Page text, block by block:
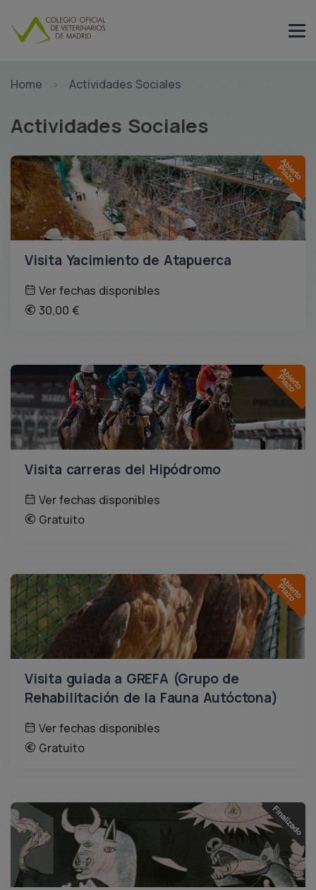
Home Actividades Sociales
Actividades Sociales
Visita Yacimiento de Atapuerca
Ver fechas disponibles
30,00 €
Visita carreras del Hipódromo
Ver fechas disponibles
Gratuito
Visita guiada a GREFA (Grupo de
Rehabilitación de la Fauna Autóctona)
Ver fechas disponibles
Gratuito